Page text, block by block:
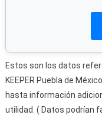
Estos son los datos
KEEPER Puebla de
hasta información
utilidad. ( Datos podrían